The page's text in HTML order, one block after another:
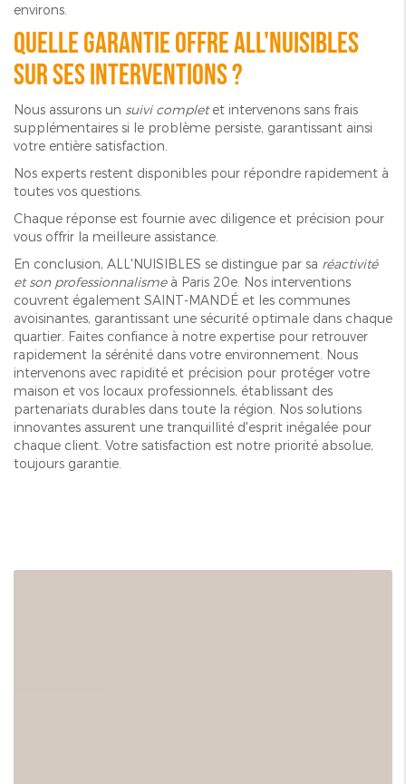
environs.
Quelle garantie offre ALL'NUISIBLES
sur ses interventions ?
Nous assurons un suivi completet intervenons sans frais
supplémentaires si le problème persiste, garantissant ainsi
votre entière satisfaction.
Nos experts restent disponibles pour répondre rapidement à
toutes vos questions.
Chaque réponse est fournie avec diligence et précision pour
vous offrir la meilleure assistance.
En conclusion, ALL'NUISIBLES se distingue par sa réactivité
et son professionnalismeà Paris 20e. Nos interventions
couvrent également SAINT-MANDÉ et les communes
avoisinantes, garantissant une sécurité optimale dans chaque
quartier. Faites confiance à notre expertise pour retrouver
rapidement la sérénité dans votre environnement. Nous
intervenons avec rapidité et précision pour protéger votre
maison et vos locaux professionnels, établissant des
partenariats durables dans toute la région. Nos solutions
innovantes assurent une tranquillité d'esprit inégalée pour
chaque client. Votre satisfaction est notre priorité absolue,
toujours garantie.